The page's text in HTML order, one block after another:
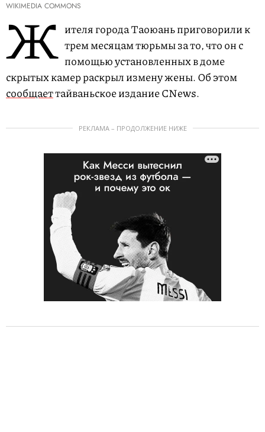
WIKIMEDIA COMMONS
Ж ителя города Таоюань приговорили к
трем месяцам тюрьмы за то, что он с
помощью установленных в доме
скрытых камер раскрыл измену жены. Об этом
сообщаеттайваньское издание CNews.
РЕКЛАМА – ПРОДОЛЖЕНИЕ НИЖЕ